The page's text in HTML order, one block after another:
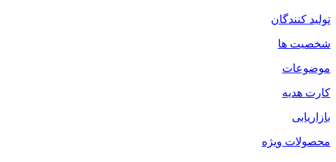
تولید کنندگان
شخصیت ها
موضوعات
کارت هدیه
بازاریابی
محصولات ویژه